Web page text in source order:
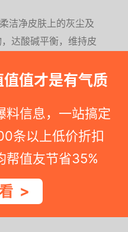
值才是有气质
料信息，一站搞定
条以上低价折扣
帮值友节省35%
>
洁净皮肤上的灰尘及
达酸碱平衡，维持皮
水份膜使用。适合所
价格已恢复原价，那可能
券 ，先领券再下单。